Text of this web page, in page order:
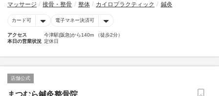
マッサージ 接骨・整骨 整体 カイロプラクティック 鍼灸
カード可 電子マネー決済可
アクセス
今津駅(阪急)から140m （徒歩2分）
本日の営業状況 定休日
店舗公式
まつむら鍼灸整骨院